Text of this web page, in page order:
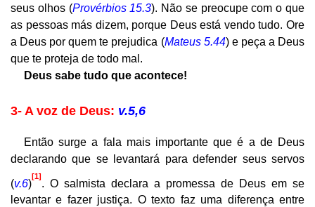
seus olhos (Provérbios 15.3). Não se preocupe com o que
as pessoas más dizem, porque Deus está vendo tudo. Ore
a Deus por quem te prejudica (Mateus 5.44) e peça a Deus
que te proteja de todo mal.
Deus sabe tudo que acontece!
3- A voz de Deus: v.5,6
Então surge a fala mais importante que é a de Deus
declarando que se levantará para defender seus servos
(v.6)
[1]
. O salmista declara a promessa de Deus em se
levantar e fazer justiça. O texto faz uma diferença entre